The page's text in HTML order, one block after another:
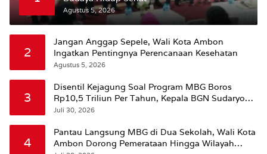
Agustus 5, 2026
2
Jangan Anggap Sepele, Wali Kota Ambon
Ingatkan Pentingnya Perencanaan Kesehatan
Agustus 5, 2026
3
Disentil Kejagung Soal Program MBG Boros
Rp10,5 Triliun Per Tahun, Kepala BGN Sudaryono
Beri Penjelasan
Juli 30, 2026
4
Pantau Langsung MBG di Dua Sekolah, Wali Kota
Ambon Dorong Pemerataan Hingga Wilayah